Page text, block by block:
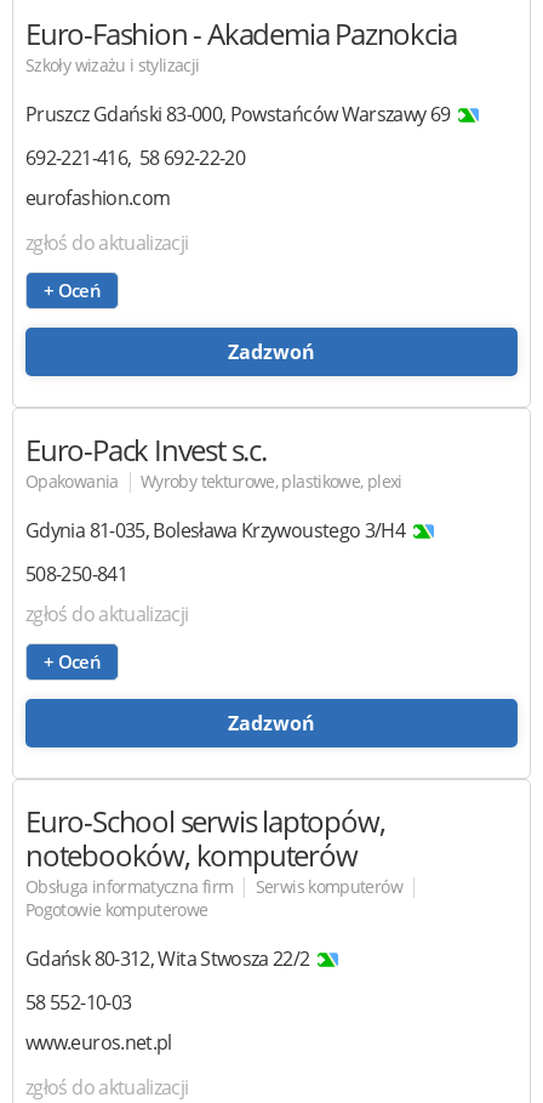
Euro-Fashion- Akademia Paznokcia
Szkoły wizażu i stylizacji
Pruszcz Gdański83-000, Powstańców Warszawy 69
692-221-416 58 692-22-20
eurofashion.com
zgłoś do aktualizacji
+ Oceń
Zadzwoń
Euro-Pack Invests.c.
Opakowania | Wyroby tekturowe, plastikowe, plexi
Gdynia81-035,Bolesława Krzywoustego 3/H4
508-250-841
zgłoś do aktualizacji
+ Oceń
Zadzwoń
Euro-School serwis laptopów,
notebooków, komputerów
Obsługa informatyczna firm | Serwis komputerów |
Pogotowie komputerowe
Gdańsk80-312,Wita Stwosza 22/2
58 552-10-03
www.euros.net.pl
zgłoś do aktualizacji